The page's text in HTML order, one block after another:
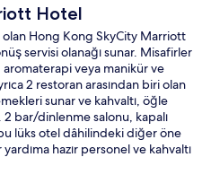
Hotel
olan Hong Kong SkyCity Marriott
servisi olanağı sunar. Misafirler
aromaterapi veya manikür ve
2 restoran arasından biri olan
sunar ve kahvaltı, öğle
2 bar/dinlenme salonu, kapalı
lüks otel dâhilindeki diğer öne
hazır personel ve kahvaltı